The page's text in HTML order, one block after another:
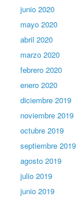
junio 2020
mayo 2020
abril 2020
marzo 2020
febrero 2020
enero 2020
diciembre 2019
noviembre 2019
octubre 2019
septiembre 2019
agosto 2019
julio 2019
junio 2019